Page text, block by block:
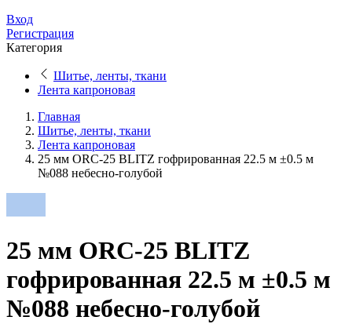
Вход
Регистрация
Категория
Шитье, ленты, ткани
Лента капроновая
Главная
Шитье, ленты, ткани
Лента капроновая
25 мм ORC-25 BLITZ гофрированная 22.5 м ±0.5 м
№088 небесно-голубой
25 мм ORC-25 BLITZ
гофрированная 22.5 м ±0.5 м
№088 небесно-голубой